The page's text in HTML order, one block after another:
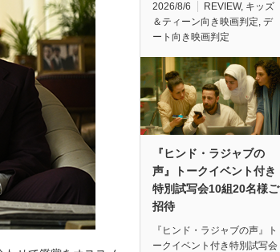
2026/8/6 REVIEW, キッズ
＆ティーン向き映画判定, デ
ート向き映画判定
『ヒンド・ラジャブの
声』トークイベント付き
特別試写会10組20名様ご
招待
『ヒンド・ラジャブの声』ト
ークイベント付き特別試写会